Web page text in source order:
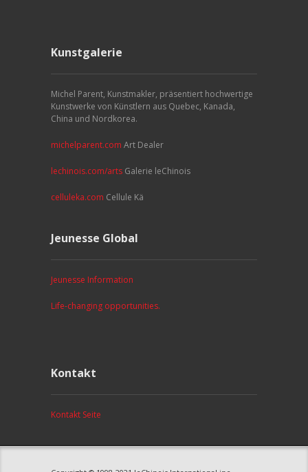
Kunstgalerie
Michel Parent, Kunstmakler, präsentiert hochwertige
Kunstwerke von Künstlern aus Quebec, Kanada,
China und Nordkorea.
michelparent.com Art Dealer
lechinois.com/arts Galerie leChinois
celluleka.com Cellule Kä
Jeunesse Global
Jeunesse Information
Life-changing opportunities.
Kontakt
Kontakt Seite